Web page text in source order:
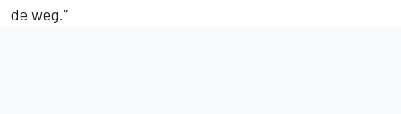
de weg.”